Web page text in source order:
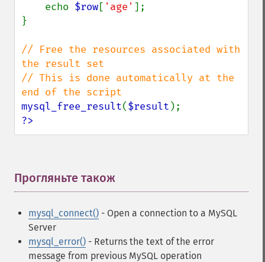
    echo
$row[ 'age' ];
}
// Free the resources associated with
the result set
// This is done automatically at the
mysql_free_result($result
?>
Прогляньте також
mysql_connect() - Open a connection to a MySQL
Server
mysql_error() - Returns the text of the error
message from previous MySQL operation